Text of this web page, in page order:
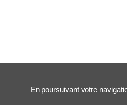
En poursuivant votre